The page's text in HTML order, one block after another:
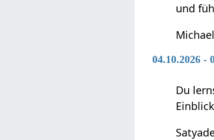
und
04.10.2026 -
Du